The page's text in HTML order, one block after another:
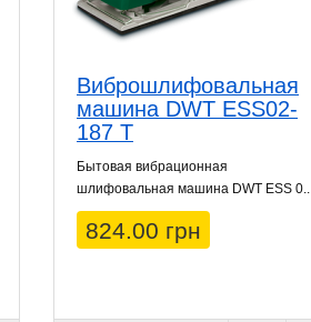
Виброшлифовальная
машина DWT ESS02-
187 T
Бытовая вибрационная
шлифовальная машина DWT ESS 0..
824.00 грн